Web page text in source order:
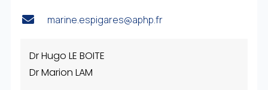
marine.espigares@aphp.fr
Dr Hugo LE BOITE
Dr Marion LAM